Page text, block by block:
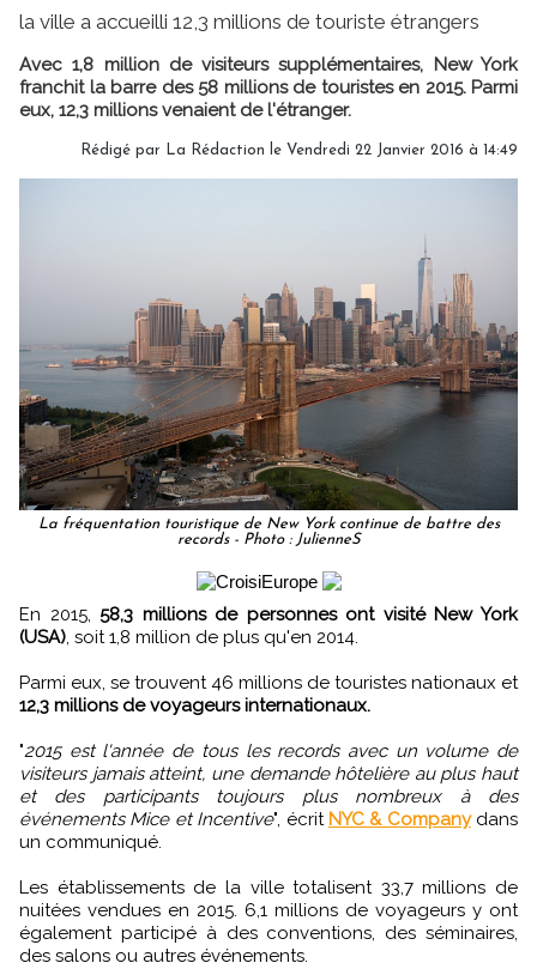
la ville a accueilli 12,3 millions de touriste étrangers
Avec 1,8 million de visiteurs supplémentaires, New York
franchit la barre des 58 millions de touristes en 2015. Parmi
eux, 12,3 millions venaient de l'étranger.
Rédigé par La Rédaction le Vendredi 22 Janvier 2016 à 14:49
La fréquentation touristique de New York continue de battre des
records - Photo : JulienneS
En 2015, 58,3 millions de personnes ont visité New York
(USA), soit 1,8 million de plus qu'en 2014.
Parmi eux, se trouvent 46 millions de touristes nationaux et
12,3 millions de voyageurs internationaux.
"2015 est l'année de tous les records avec un volume de
visiteurs jamais atteint, une demande hôtelière au plus haut
et des participants toujours plus nombreux à des
événements Mice et Incentive", écrit NYC & Companydans
un communiqué.
Les établissements de la ville totalisent 33,7 millions de
nuitées vendues en 2015. 6,1 millions de voyageurs y ont
également participé à des conventions, des séminaires,
des salons ou autres événements.